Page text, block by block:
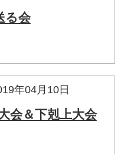
る会
年04月10日
会＆下剋上大会